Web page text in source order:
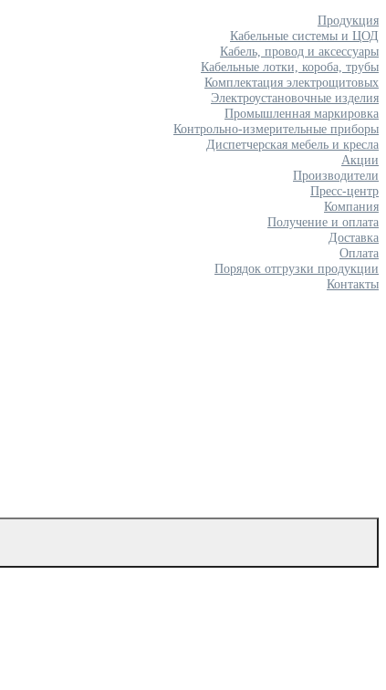
Продукция
Кабельные системы и ЦОД
Кабель, провод и аксессуары
Кабельные лотки, короба, трубы
Комплектация электрощитовых
Электроустановочные изделия
Промышленная маркировка
Контрольно-измерительные приборы
Диспетчерская мебель и кресла
Акции
Производители
Пресс-центр
Компания
Получение и оплата
Доставка
Оплата
Порядок отгрузки продукции
Контакты